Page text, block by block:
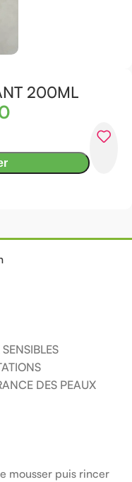
200ML
DES PEAUX
mousser puis rincer